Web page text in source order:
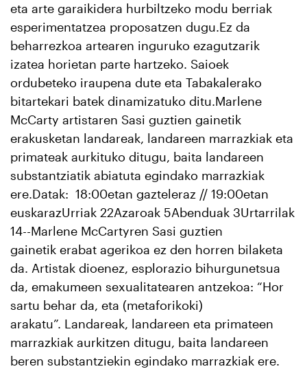
eta arte garaikidera hurbiltzeko modu berriak
esperimentatzea proposatzen dugu.Ez da
beharrezkoa artearen inguruko ezagutzarik
izatea horietan parte hartzeko. Saioek
ordubeteko iraupena dute eta Tabakalerako
bitartekari batek dinamizatuko ditu.Marlene
McCarty artistaren Sasi guztien gainetik
erakusketan landareak, landareen marrazkiak eta
primateak aurkituko ditugu, baita landareen
substantziatik abiatuta egindako marrazkiak
ere.Datak: 18:00etan gazteleraz // 19:00etan
euskarazUrriak 22Azaroak 5Abenduak 3Urtarrilak
14--Marlene McCartyren Sasi guztien
gainetik erabat agerikoa ez den horren bilaketa
da. Artistak dioenez, esplorazio bihurgunetsua
da, emakumeen sexualitatearen antzekoa: “Hor
sartu behar da, eta (metaforikoki)
arakatu”. Landareak, landareen eta primateen
marrazkiak aurkitzen ditugu, baita landareen
beren substantziekin egindako marrazkiak ere.